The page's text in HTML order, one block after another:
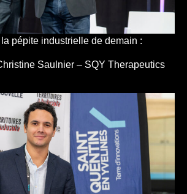
pépite industrielle de demain :
Saulnier – SQY Therapeutics